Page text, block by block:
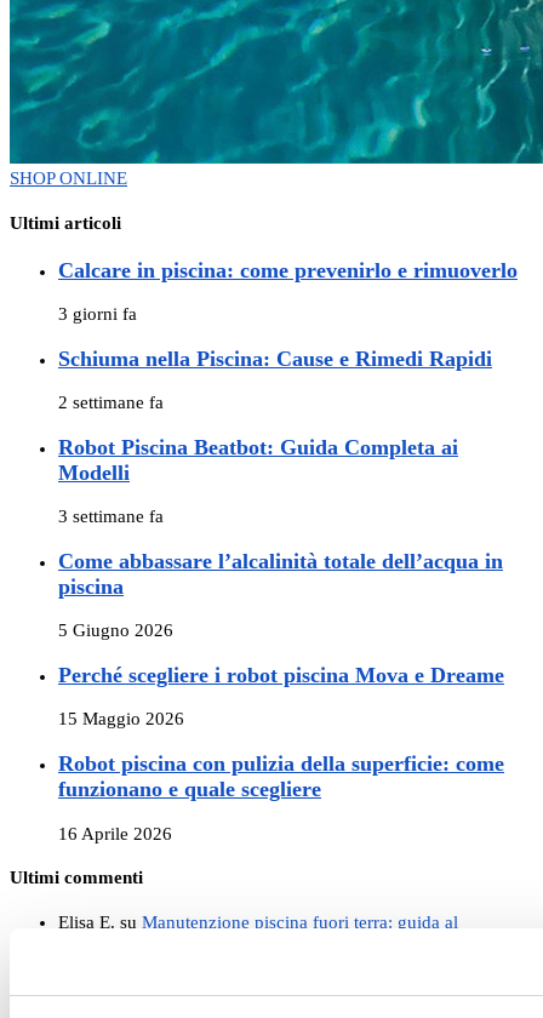
SHOP ONLINE
Ultimi articoli
Calcare in piscina: come prevenirlo e rimuoverlo
3 giorni fa
Schiuma nella Piscina: Cause e Rimedi Rapidi
2 settimane fa
Robot Piscina Beatbot: Guida Completa ai
Modelli
3 settimane fa
Come abbassare l’alcalinità totale dell’acqua in
piscina
5 Giugno 2026
Perché scegliere i robot piscina Mova e Dreame
15 Maggio 2026
Robot piscina con pulizia della superficie: come
funzionano e quale scegliere
16 Aprile 2026
Ultimi commenti
Elisa E. su Manutenzione piscina fuori terra: guida al